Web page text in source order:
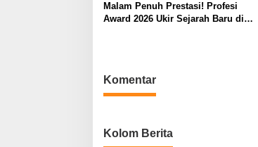
Malam Penuh Prestasi! Profesi
Award 2026 Ukir Sejarah Baru di
Komentar
Kolom Berita